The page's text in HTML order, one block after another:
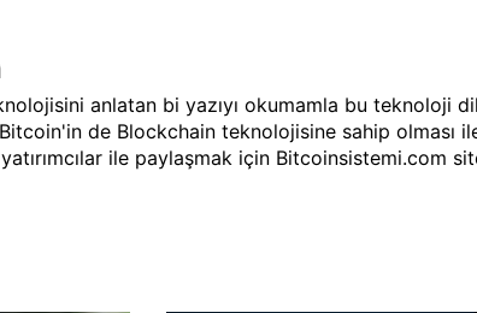
anlatan bi yazıyı okumamla bu teknoloji
de Blockchain teknolojisine sahip olması
ile paylaşmak için Bitcoinsistemi.com